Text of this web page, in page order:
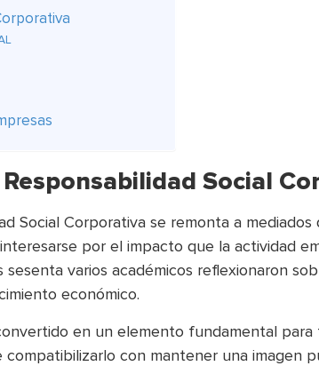
Social
Social Corporativa se remonta a
por el impacto que la actividad
varios académicos reflexionaron
económico.
en un elemento fundamental
con mantener una imagen